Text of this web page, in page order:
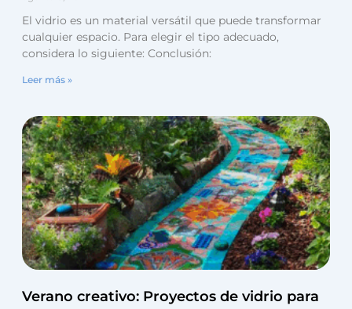
El vidrio es un material versátil que puede transformar
cualquier espacio. Para elegir el tipo adecuado,
considera lo siguiente: Conclusión:
Leer más »
Verano creativo: Proyectos de vidrio para